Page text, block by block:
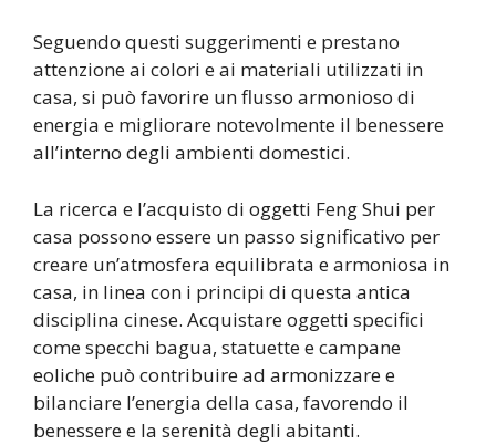
Seguendo questi suggerimenti e prestano
attenzione ai colori e ai materiali utilizzati in
casa, si può favorire un flusso armonioso di
energia e migliorare notevolmente il benessere
all’interno degli ambienti domestici.
La ricerca e l’acquisto di oggetti Feng Shui per
casa possono essere un passo significativo per
creare un’atmosfera equilibrata e armoniosa in
casa, in linea con i principi di questa antica
disciplina cinese. Acquistare oggetti specifici
come specchi bagua, statuette e campane
eoliche può contribuire ad armonizzare e
bilanciare l’energia della casa, favorendo il
benessere e la serenità degli abitanti.